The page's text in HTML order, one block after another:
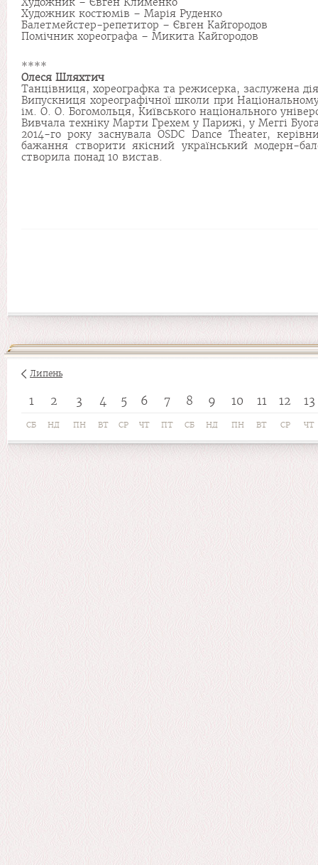
Художник костюмів – Марія Руденко
Балетмейстер-репетитор – Євген Кайгородов
Помічник хореографа – Микита Кайгородов
****
Олеся Шляхтич
Танцівниця, хореографка та режисерка, заслужена
Випускниця хореографічної школи при
ім. О. О. Богомольця, Київського національного
Вивчала техніку Марти Грехем у Парижі, у Меггі
2014-го року заснувала OSDC Dance Theater,
бажання створити якісний український модерн-
створила понад 10 вистав.
Липень
1 2 3 4 5 6 7 8 9 10 11 12 13
СБ НД ПН ВТ СР ЧТ ПТ СБ НД ПН ВТ СР ЧТ